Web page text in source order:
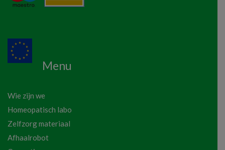
Menu
Wie zijn we
Homeopatisch labo
Zelfzorg materiaal
Afhaalrobot